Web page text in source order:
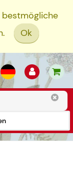
bestmögliche
Ok